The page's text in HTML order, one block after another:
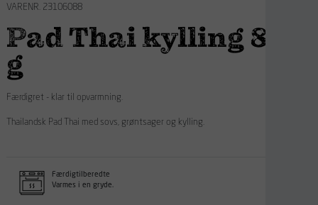
VARENR. 23106088
Pad Thai kylling 800
g
Færdigret - klar til opvarmning.
Thailandsk Pad Thai med sovs, grøntsager og kylling.
Færdigtilberedte
Varmes i en gryde.